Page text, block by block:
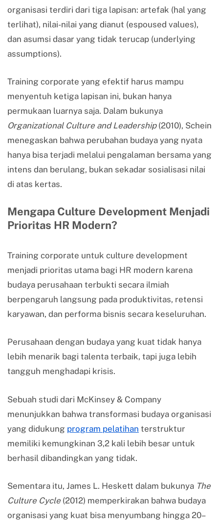
organisasi terdiri dari tiga lapisan: artefak (hal yang
terlihat), nilai-nilai yang dianut (espoused values),
dan asumsi dasar yang tidak terucap (underlying
assumptions).
Training corporate yang efektif harus mampu
menyentuh ketiga lapisan ini, bukan hanya
permukaan luarnya saja. Dalam bukunya
Organizational Culture and Leadership(2010), Schein
menegaskan bahwa perubahan budaya yang nyata
hanya bisa terjadi melalui pengalaman bersama yang
intens dan berulang, bukan sekadar sosialisasi nilai
di atas kertas.
Mengapa Culture Development Menjadi
Prioritas HR Modern?
Training corporate untuk culture development
menjadi prioritas utama bagi HR modern karena
budaya perusahaan terbukti secara ilmiah
berpengaruh langsung pada produktivitas, retensi
karyawan, dan performa bisnis secara keseluruhan.
Perusahaan dengan budaya yang kuat tidak hanya
lebih menarik bagi talenta terbaik, tapi juga lebih
tangguh menghadapi krisis.
Sebuah studi dari McKinsey & Company
menunjukkan bahwa transformasi budaya organisasi
yang didukung program pelatihan terstruktur
memiliki kemungkinan 3,2 kali lebih besar untuk
berhasil dibandingkan yang tidak.
Sementara itu, James L. Heskett dalam bukunya The
Culture Cycle (2012) memperkirakan bahwa budaya
organisasi yang kuat bisa menyumbang hingga 20–